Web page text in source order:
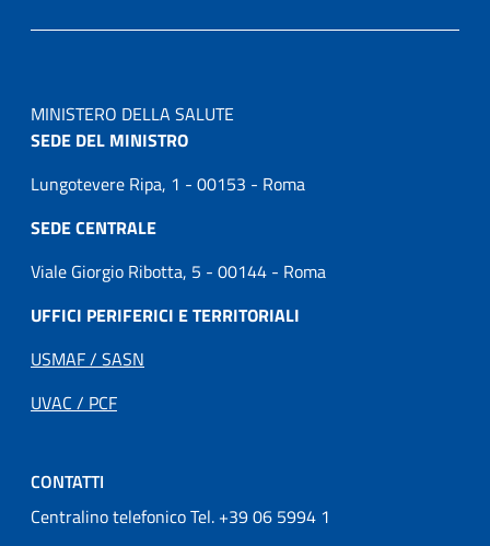
MINISTERO DELLA SALUTE
SEDE DEL MINISTRO
Lungotevere Ripa, 1 - 00153 - Roma
SEDE CENTRALE
Viale Giorgio Ribotta, 5 - 00144 - Roma
UFFICI PERIFERICI E TERRITORIALI
USMAF / SASN
UVAC / PCF
CONTATTI
Centralino telefonico Tel. +39 06 5994 1